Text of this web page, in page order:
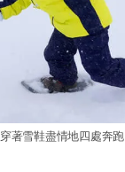
穿著雪鞋盡情地四處奔跑